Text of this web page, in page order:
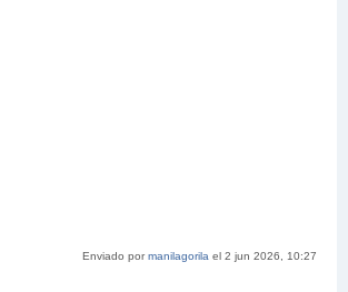
Enviado pormanilagorila el 2 jun 2026, 10:27